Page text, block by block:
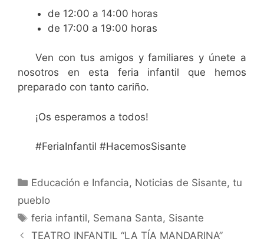
de 12:00 a 14:00 horas
de 17:00 a 19:00 horas
Ven con tus amigos y familiares y únete a
nosotros en esta feria infantil que hemos
preparado con tanto cariño.
¡Os esperamos a todos!
#FeriaInfantil #HacemosSisante
Educación e Infancia, Noticias de Sisante, tu
pueblo
feria infantil, Semana Santa, Sisante
TEATRO INFANTIL “LA TÍA MANDARINA”